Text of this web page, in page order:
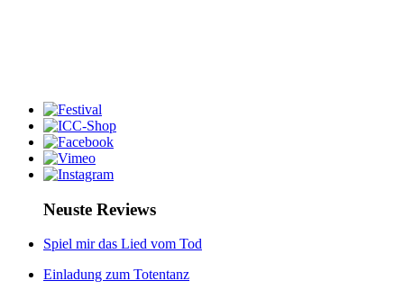
Neuste Reviews
Spiel mir das Lied vom Tod
Einladung zum Totentanz